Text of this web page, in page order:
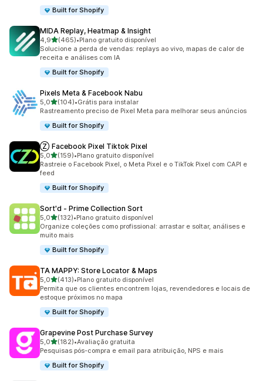
Built for Shopify
MIDA Replay, Heatmap & Insight
4,9de 5 estrelas
(465)
465 avaliações ao todo
•Plano gratuito disponível
Solucione a perda de vendas: replays ao vivo, mapas de calor de
receita e análises com IA
Built for Shopify
Pixels Meta & Facebook Nabu
5,0de 5 estrelas
(104)
104 avaliações ao todo
•Grátis para instalar
Rastreamento preciso de Pixel Meta para melhorar seus anúncios
Built for Shopify
Ⓩ Facebook Pixel Tiktok Pixel
5,0de 5 estrelas
(159)
159 avaliações ao todo
•Plano gratuito disponível
Rastreie o Facebook Pixel, o Meta Pixel e o TikTok Pixel com CAPI e
feed
Built for Shopify
Sort'd ‑ Prime Collection Sort
5,0de 5 estrelas
(132)
132 avaliações ao todo
•Plano gratuito disponível
Organize coleções como profissional: arrastar e soltar, análises e
muito mais
Built for Shopify
TA MAPPY: Store Locator & Maps
5,0de 5 estrelas
(413)
413 avaliações ao todo
•Plano gratuito disponível
Permita que os clientes encontrem lojas, revendedores e locais de
estoque próximos no mapa
Built for Shopify
Grapevine Post Purchase Survey
5,0de 5 estrelas
(182)
182 avaliações ao todo
•Avaliação gratuita
Pesquisas pós-compra e email para atribuição, NPS e mais
Built for Shopify